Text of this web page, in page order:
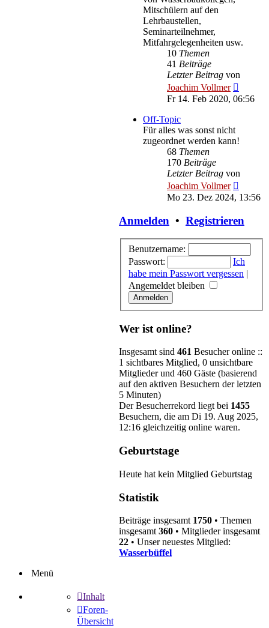
Mitschülern auf den
Lehrbaustellen,
Seminarteilnehmer,
Mitfahrgelegenheiten usw.
10 Themen
41 Beiträge
Letzter Beitrag von
Joachim Vollmer
Beitrag
Fr 14. Feb 2020, 06:56
Off-Topic
Für alles was sonst nicht
zugeordnet werden kann!
68 Themen
170 Beiträge
Letzter Beitrag von
Joachim Vollmer
Beitrag
Mo 23. Dez 2024, 13:56
Anmelden • Registrieren
Benutzername:
Passwort:
Ich
habe mein Passwort vergessen |
Angemeldet bleiben
Wer ist online?
Insgesamt sind 461 Besucher online ::
1 sichtbares Mitglied, 0 unsichtbare
Mitglieder und 460 Gäste (basierend
auf den aktiven Besuchern der letzten
5 Minuten)
Der Besucherrekord liegt bei 1455
Besuchern, die am Di 19. Aug 2025,
12:16 gleichzeitig online waren.
Geburtstage
Heute hat kein Mitglied Geburtstag
Statistik
Beiträge insgesamt 1750 • Themen
insgesamt 360 • Mitglieder insgesamt
22 • Unser neuestes Mitglied:
Wasserbüffel
Menü
Inhalt
Foren-
Übersicht